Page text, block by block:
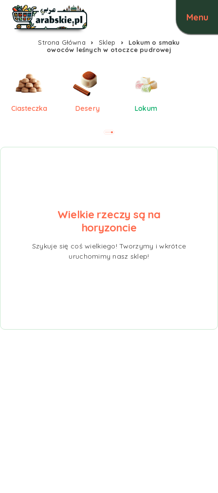
Strona Główna Sklep
Lokum o smaku
owoców leśnych w otoczce pudrowej
Ciasteczka Desery Lokum
Wielkie rzeczy są na
horyzoncie
Szykuje się coś wielkiego! Tworzymy i wkrótce
uruchomimy nasz sklep!